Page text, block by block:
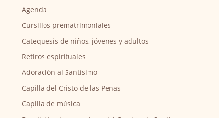
Agenda
Cursillos prematrimoniales
Catequesis de niños, jóvenes y adultos
Retiros espirituales
Adoración al Santísimo
Capilla del Cristo de las Penas
Capilla de música